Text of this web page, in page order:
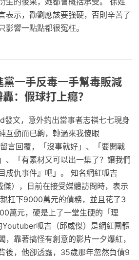
表示，勸劉應該要強硬，否則辛苦了
影響一點點都很冤枉。
黨一手反毒一手幫毒販減
：假球打上癮？
發文，意外釣出當事者志祺七七現身
互動而已齁，轉過來我傻眼
言回覆，「沒事就好」、「要開戰
、「有素材又可以出一集了？讓我們
成仇事件』吧」。 知名網紅呱吉
傑），日前在接受媒體訪問時，表示
扛下9000萬元的債務，並且花了3
萬元，硬是上了一堂生硬的「理
呱吉（邱威傑）是網紅團體
，靠著搞怪有創意的影片一夕爆紅，
後，他卻透露，35歲那年忽然負債9